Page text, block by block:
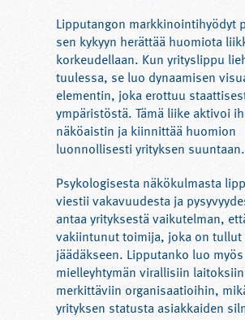
Lipputangon markkinointihyödyt
sen kykyyn herättää huomiota
korkeudellaan. Kun yrityslippu
tuulessa, se luo dynaamisen
elementin, joka erottuu
ympäristöstä. Tämä liike aktivoi
näköaistin ja kiinnittää huomion
luonnollisesti yrityksen suuntaan.
Psykologisesta näkökulmasta
viestii vakavuudesta ja
antaa yrityksestä vaikutelman,
vakiintunut toimija, joka on tullut
jäädäkseen. Lipputanko luo myös
mielleyhtymän virallisiin
merkittäviin organisaatioihin,
yrityksen statusta asiakkaiden